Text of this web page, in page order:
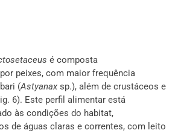
é composta
peixes, com maior frequência
(Astyanax sp.), além de crustáceos e
6). Este perfil alimentar está
às condições do habitat,
de águas claras e correntes, com leito